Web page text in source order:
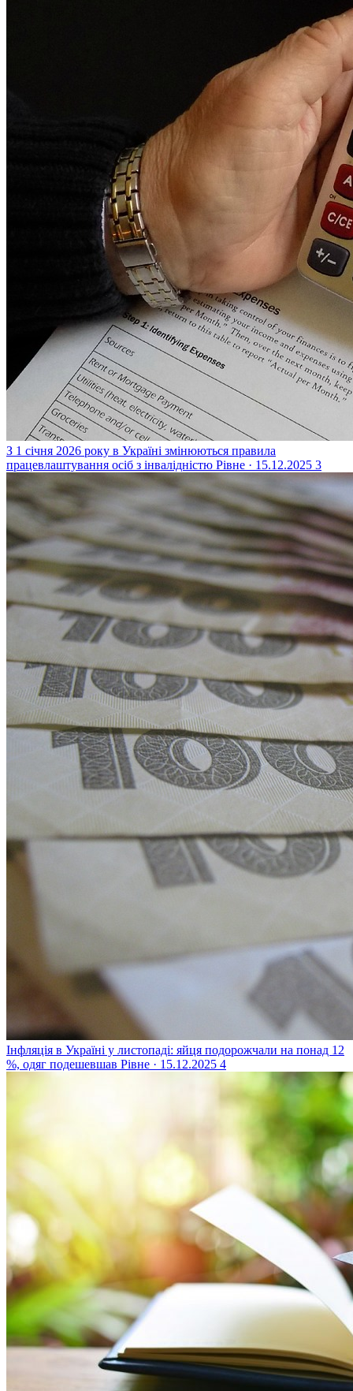
З 1 січня 2026 року в Україні змінюються правила
працевлаштування осіб з інвалідністю Рівне · 15.12.2025 3
Інфляція в Україні у листопаді: яйця подорожчали на понад 12
%, одяг подешевшав Рівне · 15.12.2025 4